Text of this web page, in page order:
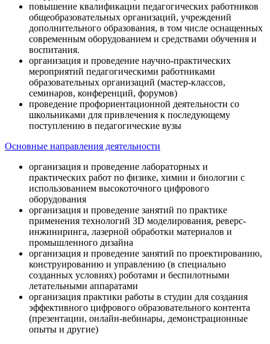
повышение квалификации педагогических работников
общеобразовательных организаций, учреждений
дополнительного образования, в том числе оснащенных
современным оборудованием и средствами обучения и
воспитания.
организация и проведение научно-практических
мероприятий педагогическими работниками
образовательных организаций (мастер-классов,
семинаров, конференций, форумов)
проведение профориентационной деятельности со
школьниками для привлечения к последующему
поступлению в педагогические вузы
Основные направления деятельности
организация и проведение лабораторных и
практических работ по физике, химии и биологии с
использованием высокоточного цифрового
оборудования
организация и проведение занятий по практике
применения технологий 3D моделирования, реверс-
инжиниринга, лазерной обработки материалов и
промышленного дизайна
организация и проведение занятий по проектированию,
конструированию и управлению (в специально
созданных условиях) роботами и беспилотными
летательными аппаратами
организация практики работы в студии для создания
эффективного цифрового образовательного контента
(презентации, онлайн-вебинары, демонстрационные
опыты и другие)